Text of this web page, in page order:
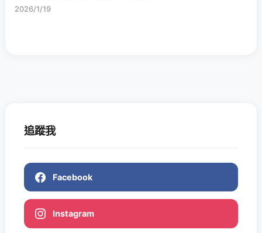
2026/1/19
追蹤我
Facebook
Instagram